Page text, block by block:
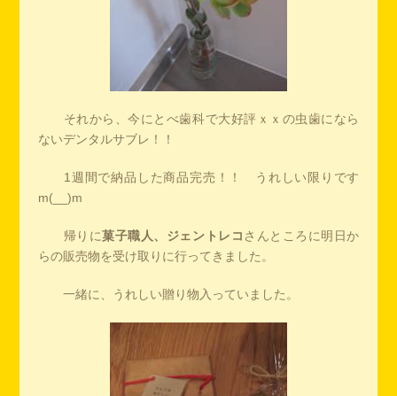
それから、今にとべ歯科で大好評ｘｘの虫歯になら
ないデンタルサブレ！！
1週間で納品した商品完売！！ うれしい限りです
m(__)m
帰りに菓子職人、ジェントレコ さんところに明日か
らの販売物を受け取りに行ってきました。
一緒に、うれしい贈り物入っていました。